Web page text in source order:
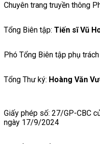
Chuyên trang truyền thông
Tổng Biên tập: Tiến sĩ Vũ
Phó Tổng Biên tập phụ
Tổng Thư ký: Hoàng Văn
Giấy phép số: 27/GP-CBC
ngày 17/9/2024